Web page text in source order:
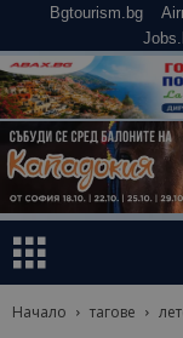
Bgtourism.bg
Начало тагове